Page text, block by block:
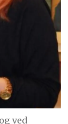
ved